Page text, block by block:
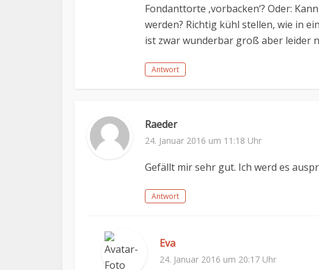
Fondanttorte ‚vorbacken‘? Oder:
werden? Richtig kühl stellen, wie in
ist zwar wunderbar groß aber leider
Antwort
Raeder
24. Januar 2016 um 11:18 Uhr
Gefällt mir sehr gut. Ich werd es
Antwort
Eva
24. Januar 2016 um 20:17 Uhr